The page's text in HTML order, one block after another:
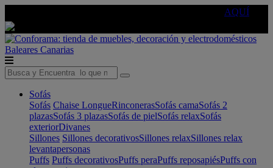
AQUÍ
Baleares Canarias
Sofás
Sofás Chaise LongueRinconerasSofás camaSofás 2
plazasSofás 3 plazasSofás de pielSofás relaxSofás
exteriorDivanes
Sillones Sillones decorativosSillones relaxSillones relax
levantapersonas
Puffs Puffs decorativosPuffs peraPuffs reposapiésPuffs con